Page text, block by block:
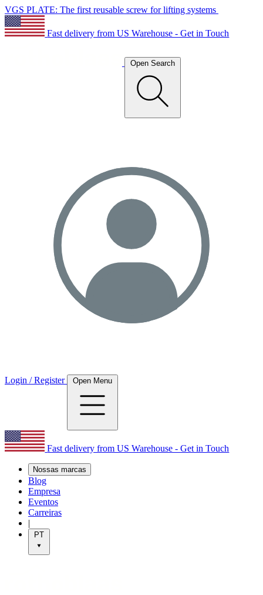
VGS PLATE: The first reusable screw for lifting systems
Fast delivery from US Warehouse - Get in Touch
Open Search
Login / Register Open Menu
Fast delivery from US Warehouse - Get in Touch
Nossas marcas
Blog
Empresa
Eventos
Carreiras
|
PT